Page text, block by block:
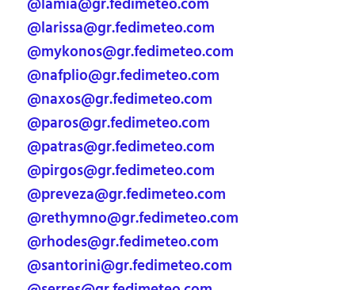
@lamia@gr.fedimeteo.com
@larissa@gr.fedimeteo.com
@mykonos@gr.fedimeteo.com
@nafplio@gr.fedimeteo.com
@naxos@gr.fedimeteo.com
@paros@gr.fedimeteo.com
@patras@gr.fedimeteo.com
@pirgos@gr.fedimeteo.com
@preveza@gr.fedimeteo.com
@rethymno@gr.fedimeteo.com
@rhodes@gr.fedimeteo.com
@santorini@gr.fedimeteo.com